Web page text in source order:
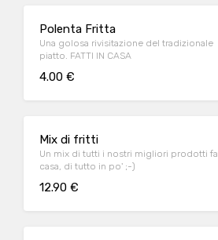
Polenta Fritta
Una golosa rivisitazione del tradizionale
piatto. FATTI IN CASA
4.00 €
Mix di fritti
Un mix di tutti i nostri migliori prodotti
casa, di tutto in po' ;-)
12.90 €